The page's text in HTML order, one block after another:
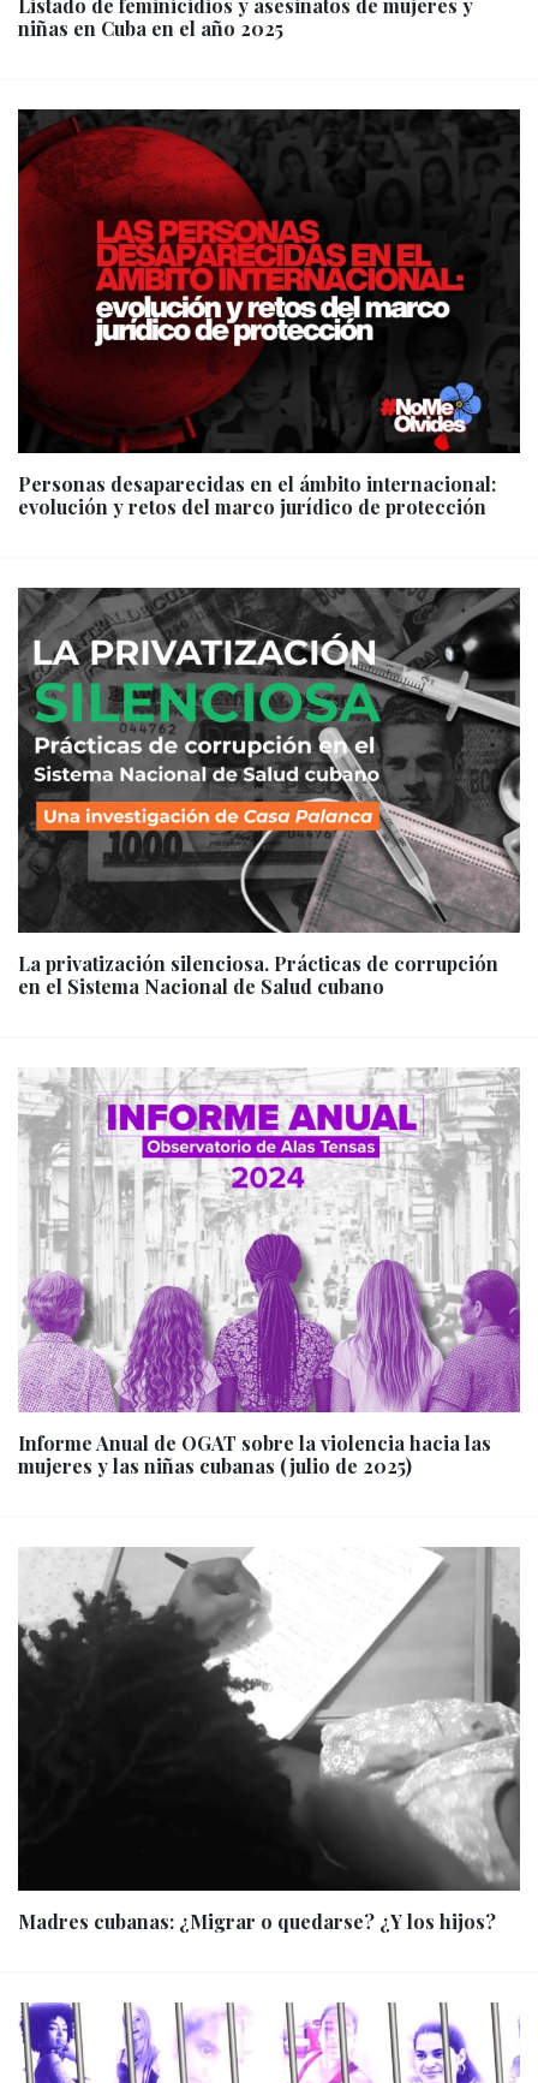
Listado de feminicidios y asesinatos de mujeres y
niñas en Cuba en el año 2025
Personas desaparecidas en el ámbito internacional:
evolución y retos del marco jurídico de protección
La privatización silenciosa. Prácticas de corrupción
en el Sistema Nacional de Salud cubano
Informe Anual de OGAT sobre la violencia hacia las
mujeres y las niñas cubanas (julio de 2025)
Madres cubanas: ¿Migrar o quedarse? ¿Y los hijos?